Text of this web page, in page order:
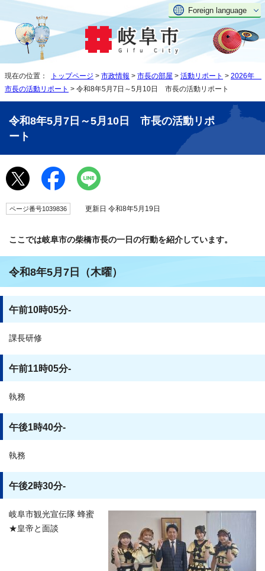
Foreign language
現在の位置： トップページ > 市政情報 > 市長の部屋 > 活動リポート > 2026年
市長の活動リポート > 令和8年5月7日～5月10日 市長の活動リポート
令和8年5月7日～5月10日 市長の活動リポ
ート
ページ番号1039836 更新日 令和8年5月19日
ここでは岐阜市の柴橋市長の一日の行動を紹介しています。
令和8年5月7日（木曜）
午前10時05分-
課長研修
午前11時05分-
執務
午後1時40分-
執務
午後2時30分-
岐阜市観光宣伝隊 蜂蜜
★皇帝と面談